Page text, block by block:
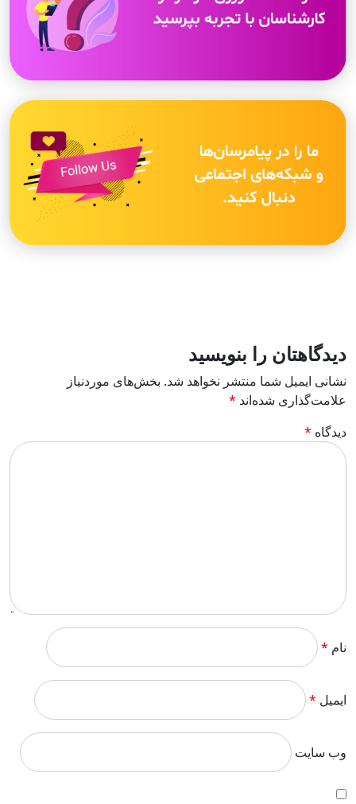
دیدگاهتان را بنویسید
نشانی ایمیل شما منتشر نخواهد شد. بخش‌های موردنیاز
علامت‌گذاری شده‌اند *
دیدگاه *
نام *
ایمیل *
وب‌ سایت